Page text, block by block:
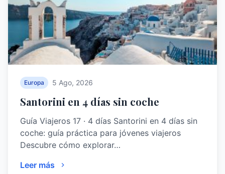
Europa 5 Ago, 2026
Santorini en 4 días sin coche
Guía Viajeros 17 · 4 días Santorini en 4 días sin
coche: guía práctica para jóvenes viajeros
Descubre cómo explorar…
Leer más